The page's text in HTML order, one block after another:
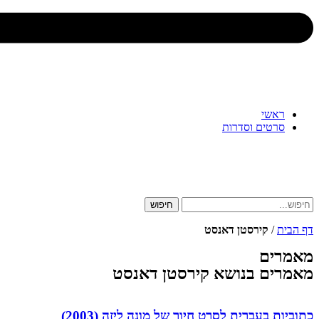
ראשי
סרטים וסדרות
חיפוש
דף הבית/ קירסטן דאנסט
מאמרים
מאמרים בנושא קירסטן דאנסט
כתוביות בעברית לסרט חיוך של מונה ליזה (2003)